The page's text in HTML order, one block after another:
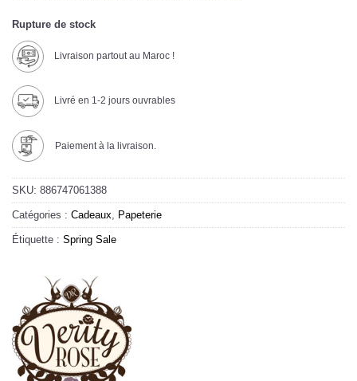
Rupture de stock
Livraison partout au Maroc !
Livré en 1-2 jours ouvrables
Paiement à la livraison.
SKU: 886747061388
Catégories : Cadeaux, Papeterie
Étiquette : Spring Sale